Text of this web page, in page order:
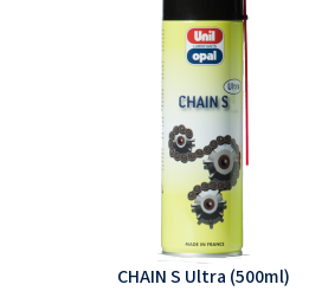
CHAIN S Ultra (500ml)